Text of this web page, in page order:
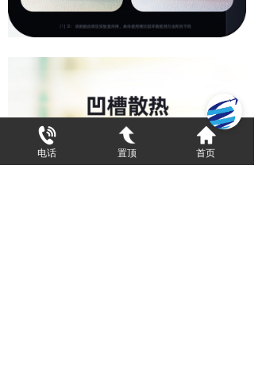
电话 置顶 首页